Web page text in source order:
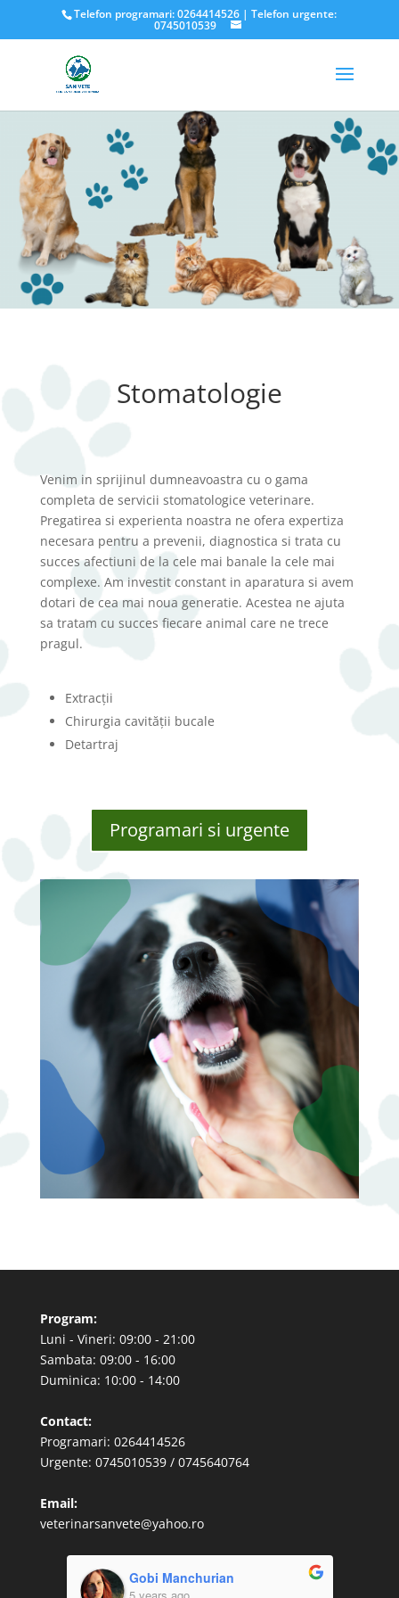
Telefon programari: 0264414526 | Telefon urgente:
0745010539
Stomatologie
Venim in sprijinul dumneavoastra cu o gama
completa de servicii stomatologice veterinare.
Pregatirea si experienta noastra ne ofera expertiza
necesara pentru a prevenii, diagnostica si trata cu
succes afectiuni de la cele mai banale la cele mai
complexe. Am investit constant in aparatura si avem
dotari de cea mai noua generatie. Acestea ne ajuta
sa tratam cu succes fiecare animal care ne trece
pragul.
Extracții
Chirurgia cavității bucale
Detartraj
Programari si urgente
Program:
Luni - Vineri: 09:00 - 21:00
Sambata: 09:00 - 16:00
Duminica: 10:00 - 14:00
Contact:
Programari: 0264414526
Urgente: 0745010539 / 0745640764
Email:
veterinarsanvete@yahoo.ro
Gobi Manchurian